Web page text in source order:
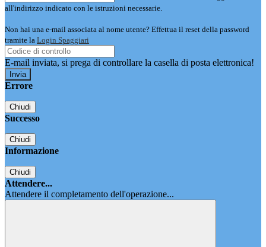
all'indirizzo indicato con le istruzioni necessarie.
Non hai una e-mail associata al nome utente? Effettua il reset della password
tramite la Login Spaggiari
E-mail inviata, si prega di controllare la casella di posta elettronica!
Errore
Chiudi
Successo
Chiudi
Informazione
Chiudi
Attendere...
Attendere il completamento dell'operazione...